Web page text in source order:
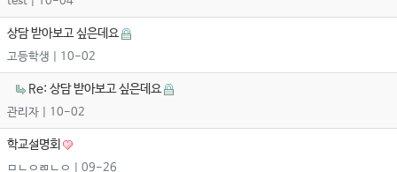
상담 받아보고 싶은데요
고등학생 | 10-02
Re: 상담 받아보고 싶은데요
관리자 | 10-02
학교설명회
ㅁㄴㅇㄻㄴㅇ | 09-26